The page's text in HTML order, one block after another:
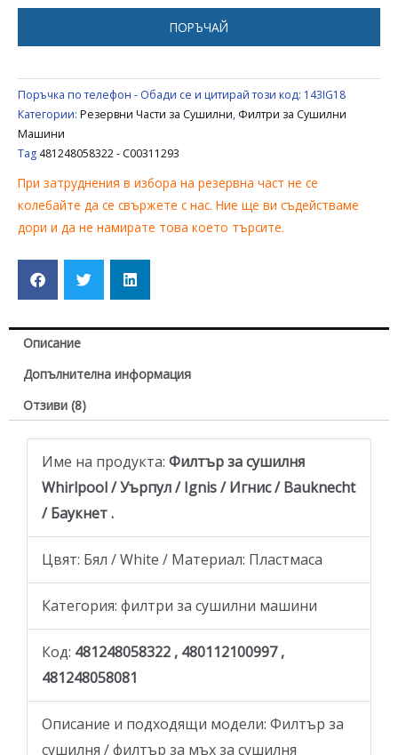
-
ПОРЪЧАЙ
Поръчка по телефон - Обади се и цитирай този код: 143IG18
Категории: Резервни Части за Сушилни, Филтри за Сушилни
Машини
Tag481248058322 - C00311293
При затруднения в избора на резервна част не се
колебайте да се свържете с нас. Ние ще ви съдействаме
дори и да не намирате това което търсите.
Описание
Допълнителна информация
Отзиви (8)
Име на продукта: Филтър за сушилня
Whirlpool / Уърпул / Ignis / Игнис / Bauknecht
/ Баукнет .
Цвят: Бял / White / Материал: Пластмаса
Категория: филтри за сушилни машини
Код: 481248058322 , 480112100997 ,
481248058081
Описание и подходящи модели: Филтър за
сушилня / филтър за мъх за сушилня